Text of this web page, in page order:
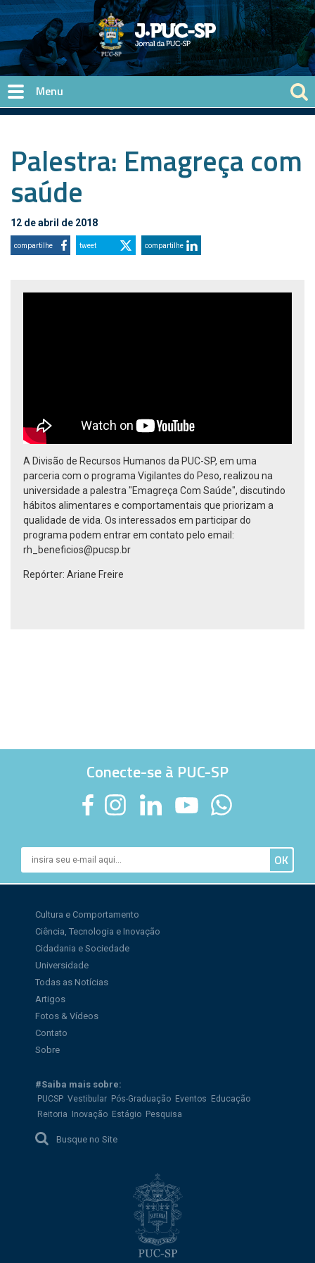
Pular para o conteúdo principal
Palestra: Emagreça com
saúde
12 de abril de 2018
compartilhe tweet compartilhe
A Divisão de Recursos Humanos da PUC-SP, em uma
parceria com o programa Vigilantes do Peso, realizou na
universidade a palestra "Emagreça Com Saúde", discutindo
hábitos alimentares e comportamentais que priorizam a
qualidade de vida. Os interessados em participar do
programa podem entrar em contato pelo email:
rh_beneficios@pucsp.br
Repórter: Ariane Freire
Conecte-se à PUC-SP
Cultura e Comportamento
Ciência, Tecnologia e Inovação
Cidadania e Sociedade
Universidade
Todas as Notícias
Artigos
Fotos & Vídeos
Contato
Sobre
#Saiba mais sobre:
PUCSP Vestibular Pós-Graduação Eventos
Educação
Reitoria
Inovação Estágio Pesquisa
Busque no Site